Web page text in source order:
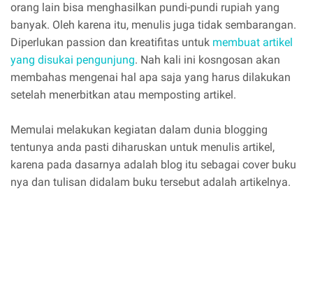
orang lain bisa menghasilkan pundi-pundi rupiah yang
banyak. Oleh karena itu, menulis juga tidak sembarangan.
Diperlukan passion dan kreatifitas untuk membuat artikel
yang disukai pengunjung. Nah kali ini kosngosan akan
membahas mengenai hal apa saja yang harus dilakukan
setelah menerbitkan atau memposting artikel.
Memulai melakukan kegiatan dalam dunia blogging
tentunya anda pasti diharuskan untuk menulis artikel,
karena pada dasarnya adalah blog itu sebagai cover buku
nya dan tulisan didalam buku tersebut adalah artikelnya.